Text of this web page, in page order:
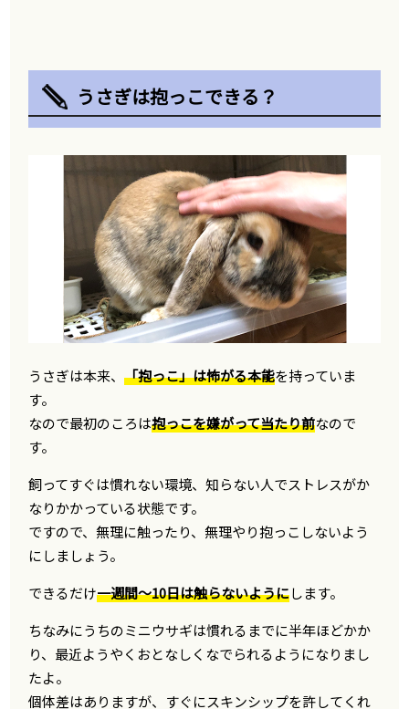
うさぎは抱っこできる？
うさぎは本来、「抱っこ」は怖がる本能を持っていま
す。
なので最初のころは抱っこを嫌がって当たり前なので
す。
飼ってすぐは慣れない環境、知らない人でストレスがか
なりかかっている状態です。
ですので、無理に触ったり、無理やり抱っこしないよう
にしましょう。
できるだけ一週間～10日は触らないようにします。
ちなみにうちのミニウサギは慣れるまでに半年ほどかか
り、最近ようやくおとなしくなでられるようになりまし
たよ。
個体差はありますが、すぐにスキンシップを許してくれ